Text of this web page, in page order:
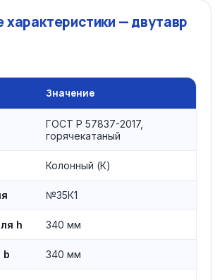
характеристики — двутавр
Значение
ГОСТ Р 57837-2017,
горячекатаный
Колонный (К)
№35К1
h 340 мм
b 340 мм